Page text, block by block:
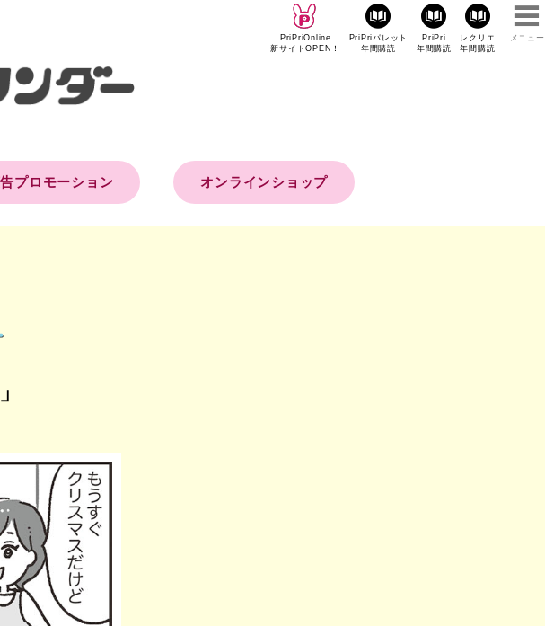
PriPriOnline
新サイトOPEN！
PriPriパレット
年間購読
PriPri
年間購読
レクリエ
年間購読
メニュー
プロモーション オンラインショップ